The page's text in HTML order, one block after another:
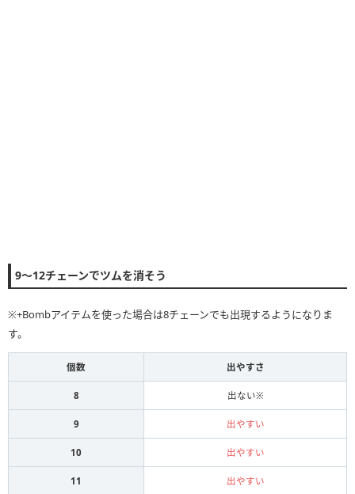
9〜12チェーンでツムを消そう
※+Bombアイテムを使った場合は8チェーンでも出現するようになりま
す。
個数 出やすさ
8 出ない※
9 出やすい
10 出やすい
11 出やすい